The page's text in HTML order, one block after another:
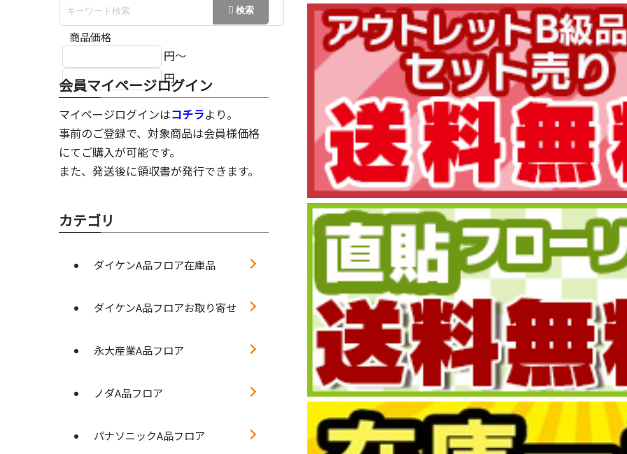
商品価格
円～
円
会員マイページログイン
マイページログインはコチラより。
事前のご登録で、対象商品は会員様価格
にてご購入が可能です。
また、発送後に領収書が発行できます。
カテゴリ
ダイケンA品フロア在庫品
ダイケンA品フロアお取り寄せ
永大産業A品フロア
ノダA品フロア
パナソニックA品フロア